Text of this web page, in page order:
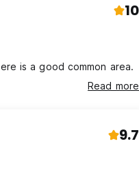
10
is a good common area.
Read more
9.7